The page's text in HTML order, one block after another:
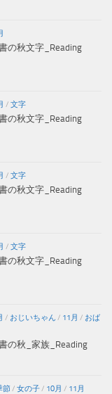
の秋文字_Reading
/ 文字
の秋文字_Reading
/ 文字
の秋文字_Reading
/ 文字
の秋文字_Reading
/ おじいちゃん / 11月 / おば
の秋_家族_Reading
節/ 女の子/ 10月 / 11月